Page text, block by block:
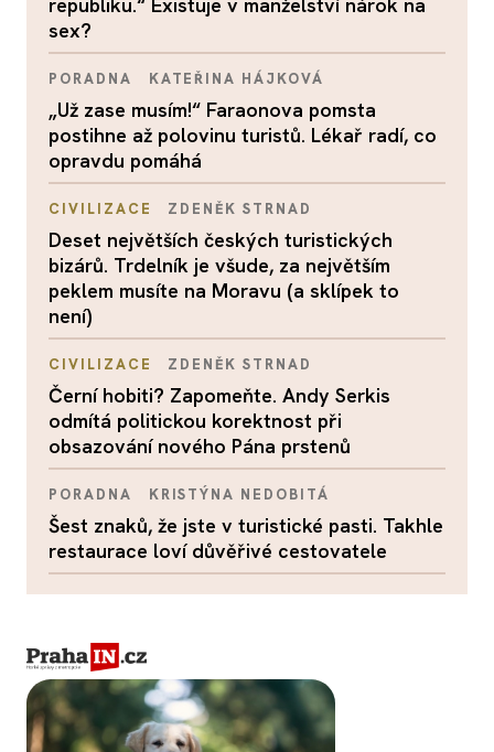
republiku.“ Existuje v manželství nárok na
sex?
PORADNA KATEŘINA HÁJKOVÁ
„Už zase musím!“ Faraonova pomsta
postihne až polovinu turistů. Lékař radí, co
opravdu pomáhá
CIVILIZACE ZDENĚK STRNAD
Deset největších českých turistických
bizárů. Trdelník je všude, za největším
peklem musíte na Moravu (a sklípek to
není)
CIVILIZACE ZDENĚK STRNAD
Černí hobiti? Zapomeňte. Andy Serkis
odmítá politickou korektnost při
obsazování nového Pána prstenů
PORADNA KRISTÝNA NEDOBITÁ
Šest znaků, že jste v turistické pasti. Takhle
restaurace loví důvěřivé cestovatele